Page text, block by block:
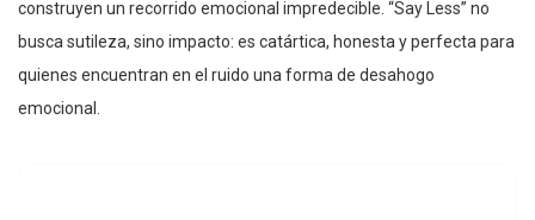
construyen un recorrido emocional impredecible. “Say Less” no
busca sutileza, sino impacto: es catártica, honesta y perfecta para
quienes encuentran en el ruido una forma de desahogo
emocional.